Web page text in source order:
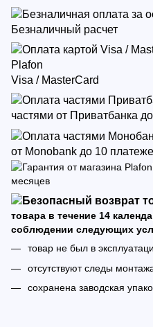
Безналичный расчет
Visa / MasterCard
частями от Приватбанка
от Monobank до 10
месяцев
товара в течение 14
соблюдении следующих
товар не был в
отсутствуют следы
сохранена заводская